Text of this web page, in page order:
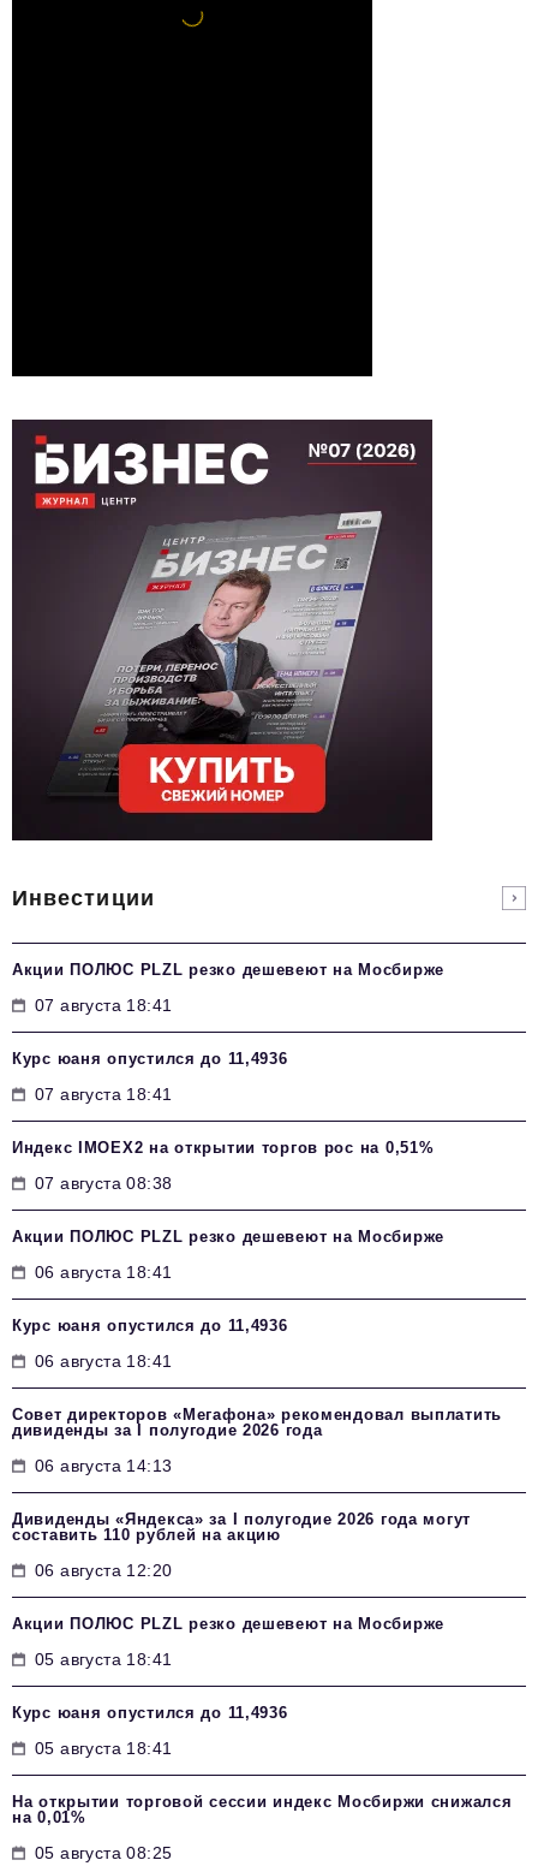
Инвестиции
Акции ПОЛЮС PLZL резко дешевеют на Мосбирже
07 августа 18:41
Курс юаня опустился до 11,4936
07 августа 18:41
Индекс IMOEX2 на открытии торгов рос на 0,51%
07 августа 08:38
Акции ПОЛЮС PLZL резко дешевеют на Мосбирже
06 августа 18:41
Курс юаня опустился до 11,4936
06 августа 18:41
Совет директоров «Мегафона» рекомендовал выплатить
дивиденды за I полугодие 2026 года
06 августа 14:13
Дивиденды «Яндекса» за I полугодие 2026 года могут
составить 110 рублей на акцию
06 августа 12:20
Акции ПОЛЮС PLZL резко дешевеют на Мосбирже
05 августа 18:41
Курс юаня опустился до 11,4936
05 августа 18:41
На открытии торговой сессии индекс Мосбиржи снижался
на 0,01%
05 августа 08:25